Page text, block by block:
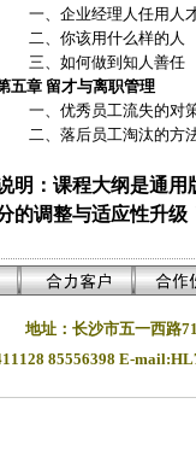
一、企业经理人任用人
二、你该用什么样的人
三、如何做到知人善任
五章 留才与离职管理
一、优秀员工流失的对
二、落后员工淘汰的方
明：课程大纲是通用
的调整与适应性升级
地址：长沙市五一西路
85556398 E-